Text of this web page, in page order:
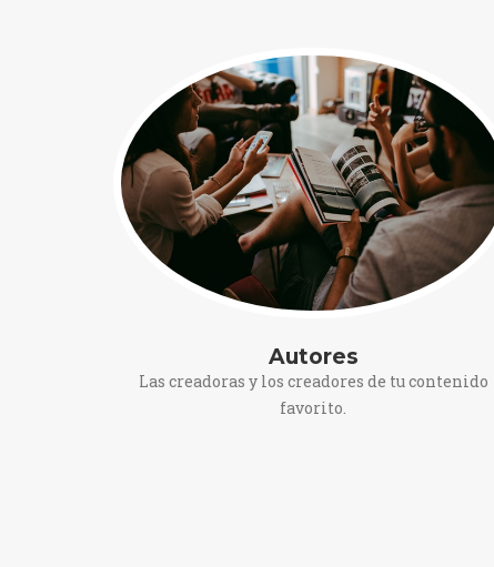
Autores
Las creadoras y los creadores de tu contenido
favorito.